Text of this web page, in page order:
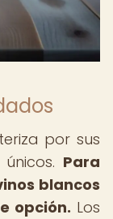
por sus
Para
blancos
opción. Los